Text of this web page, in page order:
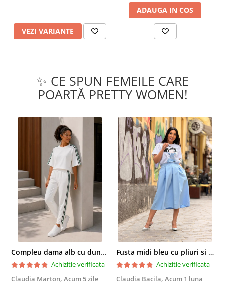
VEZI VARIANTE
ADAUGA IN COS
✨ CE SPUN FEMEILE CARE
POARTĂ PRETTY WOMEN!
Compleu dama alb cu dungi laterale in nuante de verde si negru
Achizitie verificata
Claudia Marton, Acum 5 zile
Fusta midi bleu cu pliuri si buzunare
Achizitie verificata
Claudia Bacila, Acum 1 luna